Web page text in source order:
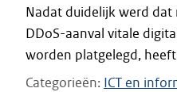
Nadat duidelijk werd
DDoS-aanval vitale
worden platgelegd,
Categorieën ICT en